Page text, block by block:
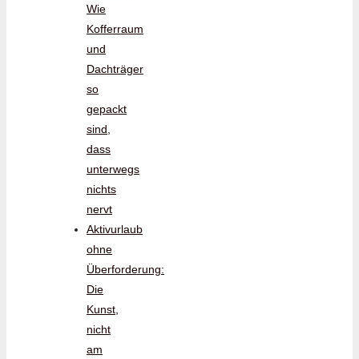
Wie
Kofferraum
und
Dachträger
so
gepackt
sind,
dass
unterwegs
nichts
nervt
Aktivurlaub
ohne
Überforderung:
Die
Kunst,
nicht
am